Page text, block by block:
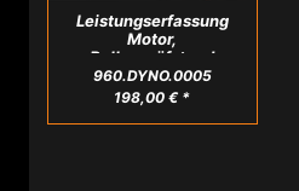
Leistungserfassung
Motor,
Rollenprüfstand
960.DYNO.0005
198,00 € *